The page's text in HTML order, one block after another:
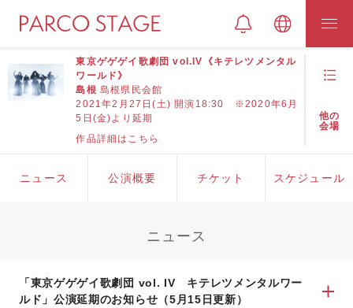
東京ゲゲゲイ歌劇団 vol.IV《キテレツメンタル
ワールド》
島根 島根県民会館
2021年2月27日(土) 開演18:30 ※2020年6月
5日(金)より延期
作品詳細はこちら
他の
会場
ニュース 公演概要 チケット スケジュール
ニュース
「東京ゲゲゲイ歌劇団 vol. IV キテレツメンタルワー
ルド」公演延期のお知らせ（5月15日更新）